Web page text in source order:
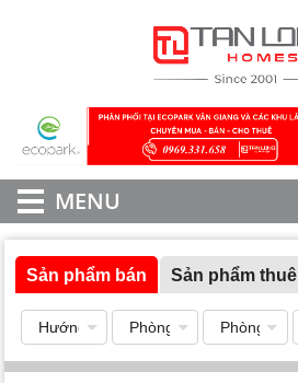
MENU
Sản phẩm bán Sản phẩm thuê